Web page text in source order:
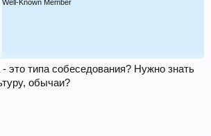
Well-Known Member
это типа собеседования? Нужно знать
обычаи?